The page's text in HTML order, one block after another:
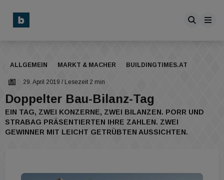
ALLGEMEIN MARKT & MACHER BUILDINGTIMES.AT
29. April 2019 / Lesezeit 2 min
Doppelter Bau-Bilanz-Tag
EIN TAG, ZWEI KONZERNE, ZWEI BILANZEN. PORR UND
STRABAG PRÄSENTIERTEN IHRE ZAHLEN. ZWEI
GEWINNER MIT LEICHT GETRÜBTEN AUSSICHTEN.